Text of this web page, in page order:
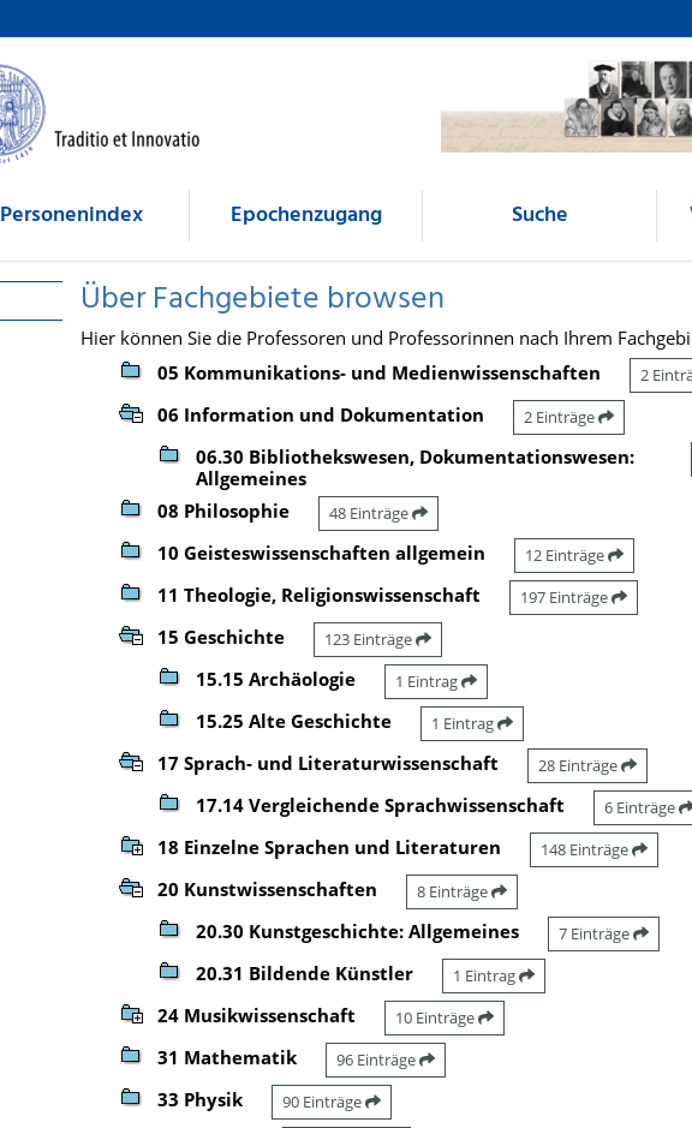
Personenindex Epochenzugang Suche
Über Fachgebiete browsen
Hier können Sie die Professoren und Professorinnen nach Ihrem
05 Kommunikations- und Medienwissenschaften
2
06 Information und Dokumentation 2 Einträge
06.30 Bibliothekswesen, Dokumentationswesen:
Allgemeines
08 Philosophie 48 Einträge
10 Geisteswissenschaften allgemein 12 Einträge
11 Theologie, Religionswissenschaft 197 Einträge
15 Geschichte 123 Einträge
15.15 Archäologie 1 Eintrag
15.25 Alte Geschichte 1 Eintrag
17 Sprach- und Literaturwissenschaft 28 Einträge
17.14 Vergleichende Sprachwissenschaft 6 Einträge
18 Einzelne Sprachen und Literaturen 148 Einträge
20 Kunstwissenschaften 8 Einträge
20.30 Kunstgeschichte: Allgemeines 7 Einträge
20.31 Bildende Künstler 1 Eintrag
24 Musikwissenschaft 10 Einträge
31 Mathematik 96 Einträge
33 Physik 90 Einträge